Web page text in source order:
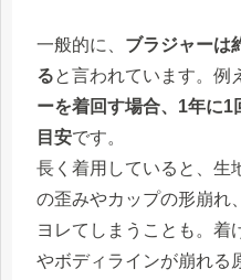
一般的に、 ブラジャーは
ると言われています。例
ーを着回す場合、1年に
目安です。
長く着用していると、生
の歪みやカップの形崩れ
ヨレてしまうことも。着
やボディラインが崩れる